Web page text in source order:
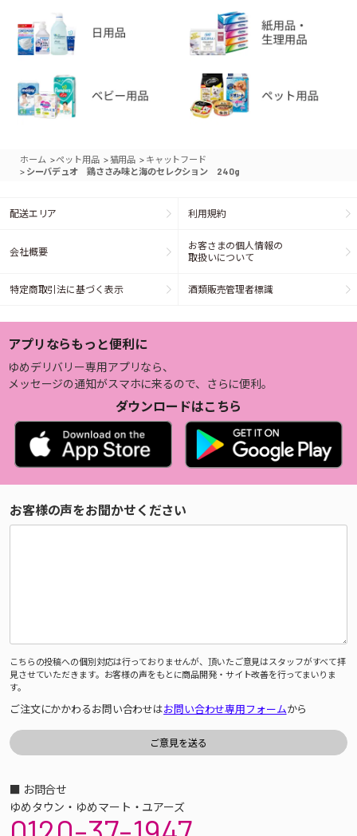
ホーム >ペット用品 >猫用品 > キャットフード
> シーバデュオ 鶏ささみ味と海のセレクション 240g
配送エリア 利用規約
会社概要
お客さまの個人情報の
取扱いについて
特定商取引法に基づく表示 酒類販売管理者標識
アプリならもっと便利に
ゆめデリバリー専用アプリなら、
メッセージの通知がスマホに来るので、さらに便利。
ダウンロードはこちら
お客様の声をお聞かせください
こちらの投稿への個別対応は行っておりませんが、頂いたご意見はスタッフがすべて拝
見させていただきます。お客様の声をもとに商品開発・サイト改善を行ってまいりま
す。
ご注文にかかわるお問い合わせはお問い合わせ専用フォームから
■ お問合せ
ゆめタウン・ゆめマート・ユアーズ